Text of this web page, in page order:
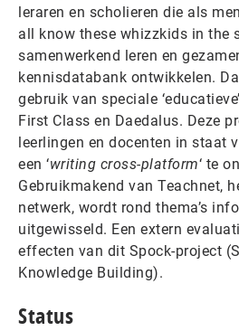
leraren en scholieren die als
all know these whizzkids in the
samenwerkend leren en
kennisdatabank ontwikkelen.
gebruik van speciale
First Class en Daedalus. Deze
leerlingen en docenten in staat
een ‘writing cross-platform‘ te
Gebruikmakend van Teachnet,
netwerk, wordt rond thema’s
uitgewisseld. Een extern
effecten van dit Spock-project
Knowledge Building).
Status